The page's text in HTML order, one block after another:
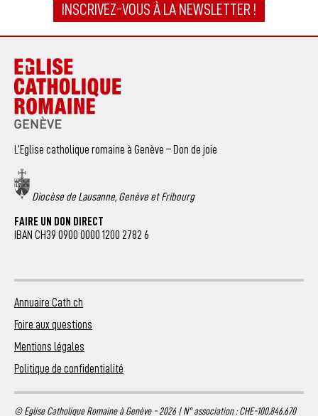
INSCRIVEZ-VOUS À LA NEWSLETTER !
L’Eglise catholique romaine à Genève – Don de joie
Diocèse de Lausanne, Genève et Fribourg
FAIRE UN DON DIRECT
IBAN CH39 0900 0000 1200 2782 6
Annuaire Cath.ch
Foire aux questions
Mentions légales
Politique de confidentialité
© Eglise Catholique Romaine à Genève - 2026 | N° association : CHE-100.846.670